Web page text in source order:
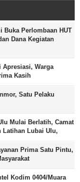
Buka Perlombaan HUT
Dana Kegiatan
Apresiasi, Warga
Kasih
Satu Pelaku
Mulai Berlatih, Camat
Latihan Lubai Ulu,
Prima Satu Pintu,
Kodim 0404/Muara